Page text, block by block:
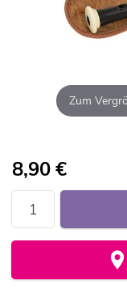
Zum
8,90€